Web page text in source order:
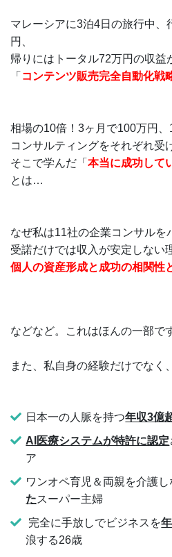
マレーシアに3泊4日の旅行中、
円、
帰りにはトータル72万円の収益
「 コンテンツ販売完全自動化戦
相場の10倍！3ヶ月で100万円
コンサルティングをそれぞれ受
そこで学んだ「 本当に成功して
とは…
なぜ私は11社の企業コンサルを
受諾だけでは収入が安定しない
個人の資産形成と成功の相関性
などなど。これはほんの一部で
また、私自身の経験だけでなく
日本一の人脈を持つ年収3億
AI医療システムが特許に認定
ア
ワンオペ育児＆両親を介護し
たスーパー主婦
完全に手放しでビジネスを
浪する26歳